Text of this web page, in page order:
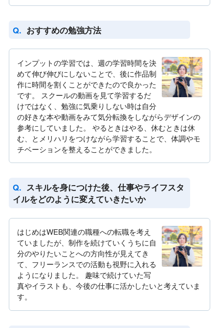
おすすめの勉強方法
インプットの学習では、週の学習時間を決
めて伸び伸びにしないことで、後に作品制
作に時間を割くことができたので良かった
です。 スクールの動画を見て学習するだ
けではなく、勉強に気乗りしない時は自分
の好きな本や動画をみて気分転換をしながらデザインの
参考にしていました。 やるときはやる、休むときは休
む、とメリハリをつけながら学習することで、体調やモ
チベーションを整えることができました。
スキルを身につけた後、仕事やライフスタ
イルをどのように変えていきたいか
はじめはWEB関連の職種への転職を考え
ていましたが、制作を続けていくうちに自
分のやりたいことへの方向性が見えてき
て、フリーランスでの活動も視野に入れる
ようになりました。 趣味で続けていた写
真やイラストも、今後の仕事に活かしたいと考えていま
す。